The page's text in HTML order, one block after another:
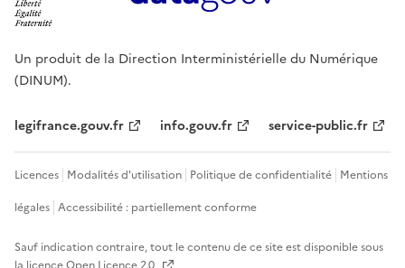
Un produit de la Direction Interministérielle du Numérique
(DINUM).
legifrance.gouv.fr info.gouv.fr service-public.fr
Licences Modalités d'utilisation Politique de confidentialité Mentions
légales Accessibilité : partiellement conforme
Sauf indication contraire, tout le contenu de ce site est disponible sous